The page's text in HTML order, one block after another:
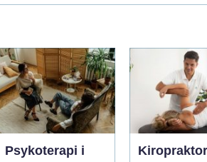
Psykoterapi i
Kiropraktor